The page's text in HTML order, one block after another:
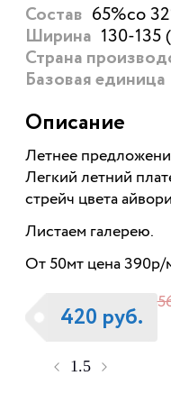
Состав 65%со
Ширина 130-135
Страна
Базовая единица
Описание
Летнее
Легкий летний
стрейч цвета
Листаем галерею.
От 50мт цена 390р/
420 руб.